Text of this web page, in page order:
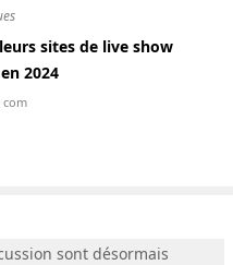
sites de live show
2024
com
sont désormais